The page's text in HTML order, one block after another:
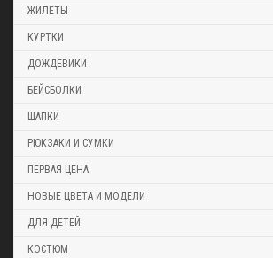
ЖИЛЕТЫ
КУРТКИ
ДОЖДЕВИКИ
БЕЙСБОЛКИ
ШАПКИ
РЮКЗАКИ И СУМКИ
ПЕРВАЯ ЦЕНА
НОВЫЕ ЦВЕТА И МОДЕЛИ
ДЛЯ ДЕТЕЙ
КОСТЮМ